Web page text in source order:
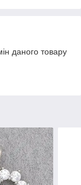
даного товару